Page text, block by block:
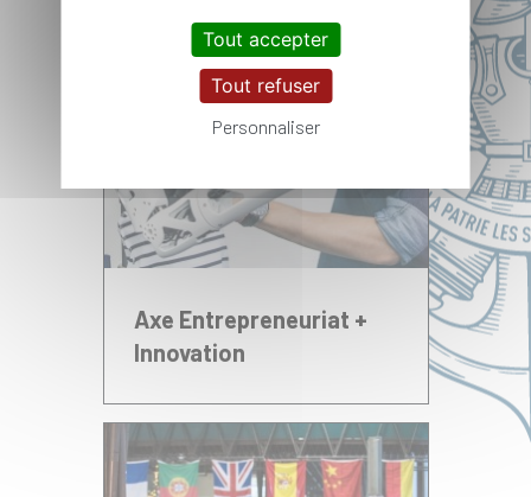
Axe Entrepreneuriat +
Innovation
Tout accepter
Tout refuser
Personnaliser